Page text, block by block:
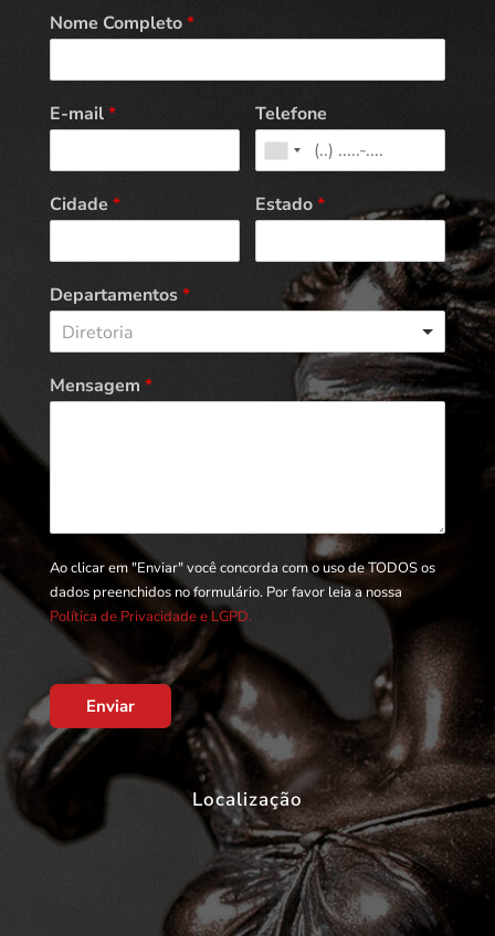
Nome Completo*
E-mail* Telefone
Cidade * Estado*
Departamentos*
Diretoria
Mensagem *
Ao clicar em "Enviar" você concorda com o uso de TODOS os
dados preenchidos no formulário. Por favor leia a nossa
Política de Privacidade e LGPD.
Enviar
Localização